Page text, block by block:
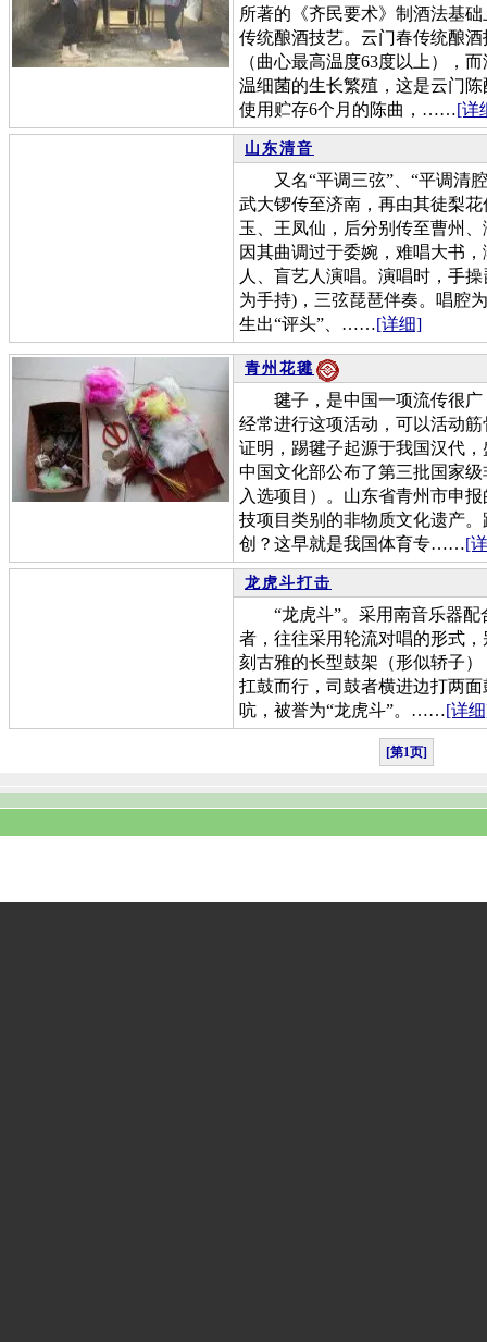
所著的《齐民要术》制酒法基
传统酿酒技艺。云门春传统酿
（曲心最高温度63度以上），
温细菌的生长繁殖，这是云门
使用贮存6个月的陈曲，……[详
山东清音
又名“平调三弦”、“平调清腔
武大锣传至济南，再由其徒梨
玉、王凤仙，后分别传至曹州
因其曲调过于委婉，难唱大书
人、盲艺人演唱。演唱时，手
为手持)，三弦琵琶伴奏。唱腔
生出“评头”、……[详细]
青州花毽
毽子，是中国一项流传很广
经常进行这项活动，可以活动
证明，踢毽子起源于我国汉代
中国文化部公布了第三批国家
入选项目）。山东省青州市申
技项目类别的非物质文化遗产
创？这早就是我国体育专……[
龙虎斗打击
“龙虎斗”。采用南音乐器配
者，往往采用轮流对唱的形式
刻古雅的长型鼓架（形似轿子
扛鼓而行，司鼓者横进边打两
吭，被誉为“龙虎斗”。……[详
[第1页]